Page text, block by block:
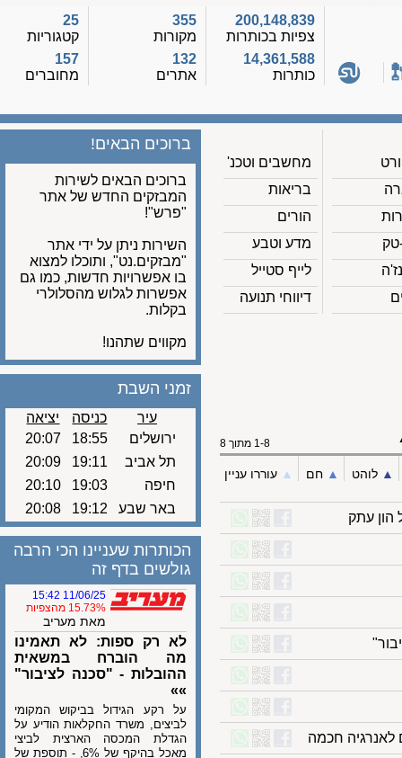
200,148,839
צפיות בכותרות
14,361,588
כותרות
355
מקורות
132
אתרים
קטגוריות
157
מחוברים
מחשבים וטכנ'
בריאות
הורים
מדע וטבע
לייף סטייל
דיווחי תנועה
ברוכים הבאים!
ברוכים הבאים לשירות
המבזקים החדש של אתר
"פרש"!
השירות ניתן על ידי אתר
"מבזקים.נט", ותוכלו למצוא
בו אפשרויות חדשות, כמו גם
אפשרות לגלוש מהסלולרי
בקלות.
מקווים שתהנו!
לוהט ▲︎ חם ▲︎ עוררו עניין
עתק
חכמה
זמני השבת
עיר כניסה
יציאה
ירושלים
18:55
20:07
תל אביב
19:11
20:09
חיפה
19:03
20:10
באר שבע
19:12
20:08
הכותרות שעניינו הכי הרבה
גולשים בדף זה
11/06/25 15:42
15.73% מהצפיות
מאת מעריב
לא רק ספות: לא תאמינו
מה הוברח במשאית
ההובלות - "סכנה לציבור"
על רקע הגידול בביקוש המקומי
לביצים, משרד החקלאות הודיע על
הגדלת המכסה הארצית לביצי
מאכל בהיקף של 6%, - תוספת של